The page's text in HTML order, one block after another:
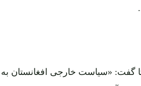
گفت: «سیاست خارجی افغانستان به